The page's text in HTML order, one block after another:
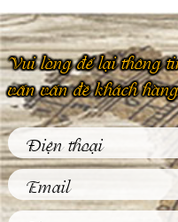
Vui lòng để lại thông
vấn vấn đề khách